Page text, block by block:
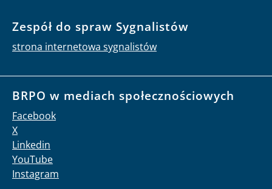
Zespół do spraw Sygnalistów
strona internetowa sygnalistów
BRPO w mediach społecznościowych
Facebook
X
Linkedin
YouTube
Instagram